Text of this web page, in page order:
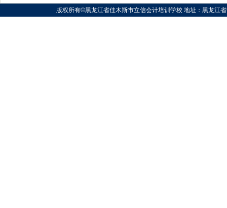
版权所有©黑龙江省佳木斯市立信会计培训学校 地址：黑龙江